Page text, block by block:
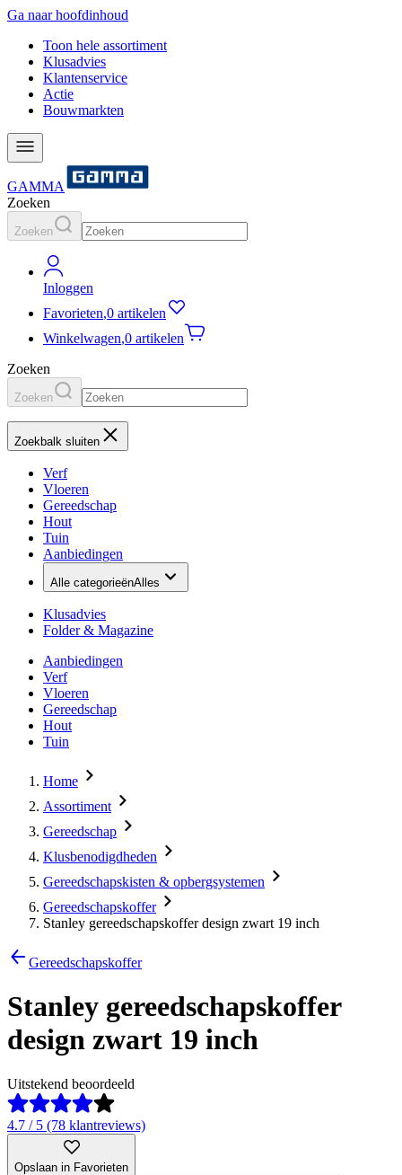
Ga naar hoofdinhoud
Toon hele assortiment
Klusadvies
Klantenservice
Actie
Bouwmarkten
GAMMA
Zoeken
Zoeken
Inloggen
Favorieten,0 artikelen
Winkelwagen,0 artikelen
Zoeken
Zoeken
Zoekbalk sluiten
Verf
Vloeren
Gereedschap
Hout
Tuin
Aanbiedingen
Alle categorieënAlles
Klusadvies
Folder & Magazine
Aanbiedingen
Verf
Vloeren
Gereedschap
Hout
Tuin
Home
Assortiment
Gereedschap
Klusbenodigdheden
Gereedschapskisten & opbergsystemen
Gereedschapskoffer
Stanley gereedschapskoffer design zwart 19 inch
Gereedschapskoffer
Stanley gereedschapskoffer
design zwart 19 inch
Uitstekend beoordeeld
4.7 / 5 (78 klantreviews)
Opslaan in Favorieten